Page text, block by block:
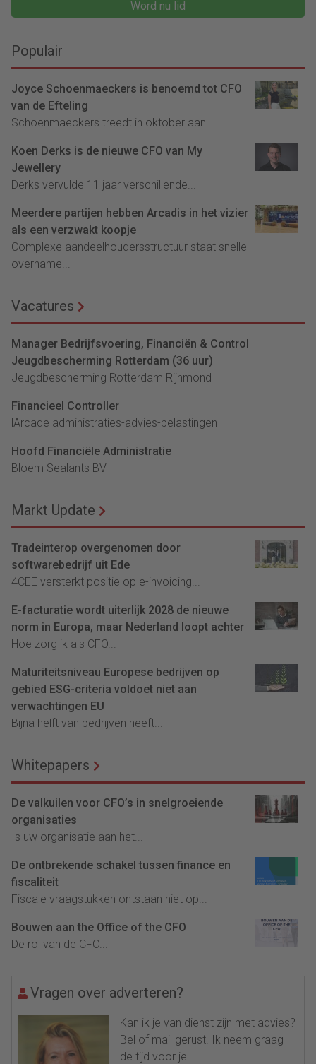
Word nu lid
Populair
Joyce Schoenmaeckers is benoemd tot CFO
van de Efteling
Schoenmaeckers treedt in oktober aan....
Koen Derks is de nieuwe CFO van My
Jewellery
Derks vervulde 11 jaar verschillende...
Meerdere partijen hebben Arcadis in het vizier
als een verzwakt koopje
Complexe aandeelhoudersstructuur staat snelle
overname...
Vacatures
Manager Bedrijfsvoering, Financiën & Control
Jeugdbescherming Rotterdam (36 uur)
Jeugdbescherming Rotterdam Rijnmond
Financieel Controller
lArcade administraties-advies-belastingen
Hoofd Financiële Administratie
Bloem Sealants BV
Markt Update
Tradeinterop overgenomen door
softwarebedrijf uit Ede
4CEE versterkt positie op e-invoicing...
E-facturatie wordt uiterlijk 2028 de nieuwe
norm in Europa, maar Nederland loopt achter
Hoe zorg ik als CFO...
Maturiteitsniveau Europese bedrijven op
gebied ESG-criteria voldoet niet aan
verwachtingen EU
Bijna helft van bedrijven heeft...
Whitepapers
De valkuilen voor CFO’s in snelgroeiende
organisaties
Is uw organisatie aan het...
De ontbrekende schakel tussen finance en
fiscaliteit
Fiscale vraagstukken ontstaan niet op...
Bouwen aan the Office of the CFO
De rol van de CFO...
Vragen over adverteren?
Kan ik je van dienst zijn met advies?
Bel of mail gerust. Ik neem graag
de tijd voor je.